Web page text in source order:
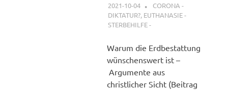
2021-10-04 XX
CORONA -
DIKTATUR?, EUTHANASIE -
STERBEHILFE -
Warum die Erdbestattung
wünschenswert ist –
Argumente aus
christlicher Sicht (Beitrag